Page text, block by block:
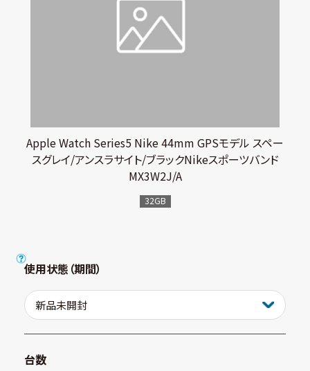
Apple Watch Series5 Nike 44mm GPSモデル スペー
スグレイ/アンスラサイト/ブラックNikeスポーツバンド
MX3W2J/A
32GB
使用状態（期間）
台数